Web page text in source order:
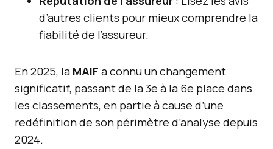
d’autres clients pour mieux comprendre la
fiabilité de l’assureur.
En 2025, la MAIF a connu un changement
significatif, passant de la 3e à la 6e place dans
les classements, en partie à cause d’une
redéfinition de son périmètre d’analyse depuis
2024.